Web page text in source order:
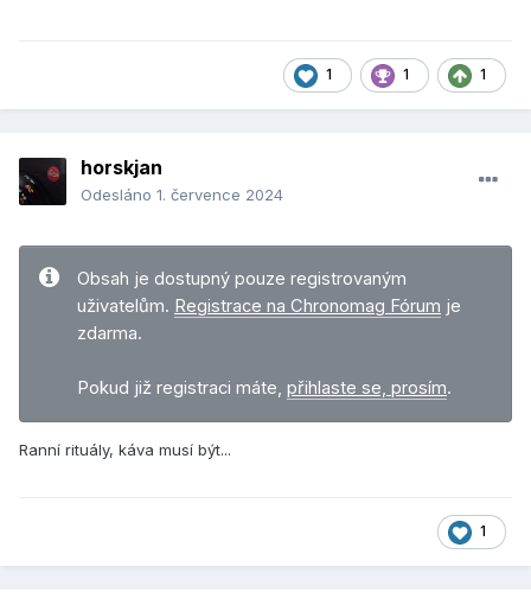
1 1 1
horskjan
Odesláno 1. července 2024
Obsah je dostupný pouze registrovaným
uživatelům. Registrace na Chronomag Fórum je
zdarma.
Pokud již registraci máte, přihlaste se, prosím.
Ranní rituály, káva musí být...
1